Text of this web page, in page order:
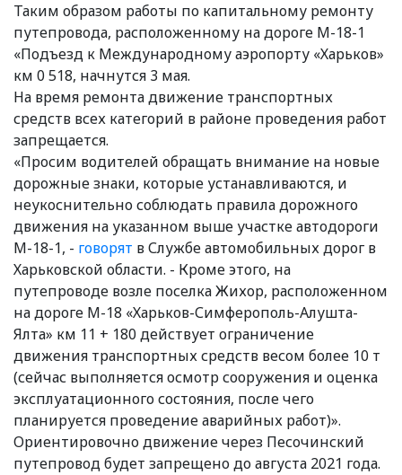
Таким образом работы по капитальному ремонту
путепровода, расположенному на дороге М-18-1
«Подъезд к Международному аэропорту «Харьков»
км 0 518, начнутся 3 мая.
На время ремонта движение транспортных
средств всех категорий в районе проведения работ
запрещается.
«Просим водителей обращать внимание на новые
дорожные знаки, которые устанавливаются, и
неукоснительно соблюдать правила дорожного
движения на указанном выше участке автодороги
М-18-1, - говорят в Службе автомобильных дорог в
Харьковской области. - Кроме этого, на
путепроводе возле поселка Жихор, расположенном
на дороге М-18 «Харьков-Симферополь-Алушта-
Ялта» км 11 + 180 действует ограничение
движения транспортных средств весом более 10 т
(сейчас выполняется осмотр сооружения и оценка
эксплуатационного состояния, после чего
планируется проведение аварийных работ)».
Ориентировочно движение через Песочинский
путепровод будет запрещено до августа 2021 года.